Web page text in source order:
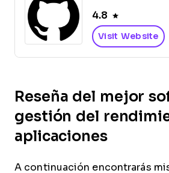
4.8
Visit Website
Reseña del mejor
gestión del
aplicaciones
A continuación encontrarás